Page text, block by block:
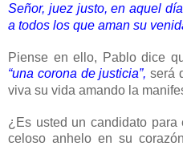
Señor, juez justo, en aquel
a todos los que aman su
Piense en ello, Pablo dice
“una corona de justicia”, será
viva su vida amando la
¿Es usted un candidato para
celoso anhelo en su